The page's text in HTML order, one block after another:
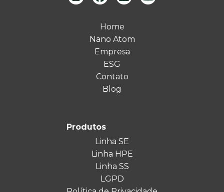
Home
Nano Atom
Empresa
ESG
Contato
Blog
Produtos
Linha SE
Linha HPE
Linha SS
LGPD